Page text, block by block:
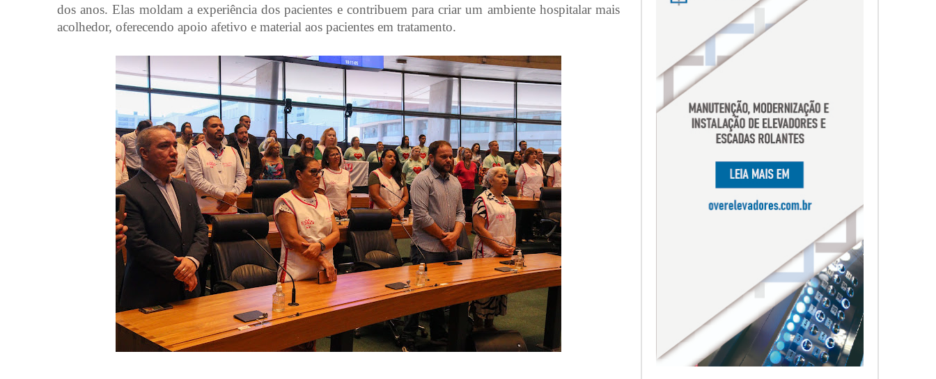
dos anos. Elas moldam a experiência dos pacientes e contribuem para criar um ambiente hospitalar mais
acolhedor, oferecendo apoio afetivo e material aos pacientes em tratamento.